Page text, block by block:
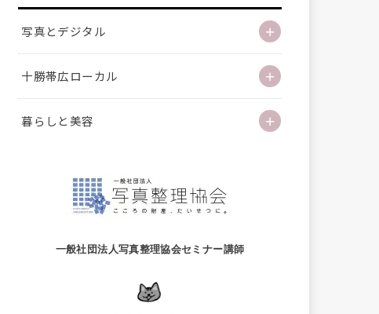
写真とデジタル
十勝帯広ローカル
暮らしと美容
一般社団法人写真整理協会セミナー講師